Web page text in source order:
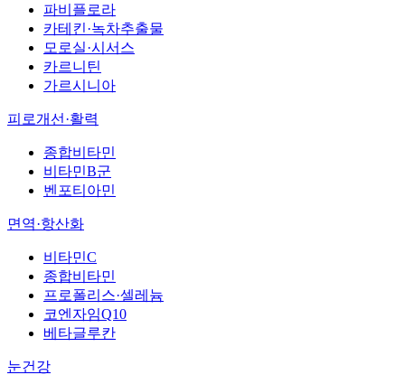
파비플로라
카테킨·녹차추출물
모로실·시서스
카르니틴
가르시니아
피로개선·활력
종합비타민
비타민B군
벤포티아민
면역·항산화
비타민C
종합비타민
프로폴리스·셀레늄
코엔자임Q10
베타글루칸
눈건강